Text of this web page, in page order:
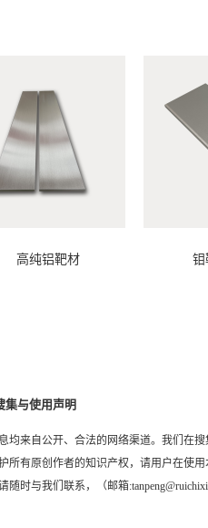
铝靶材 钼
集与使用声明
均来自公开、合法的网络渠道。我们在
所有原创作者的知识产权，请用户在使
随时与我们联系，（邮箱